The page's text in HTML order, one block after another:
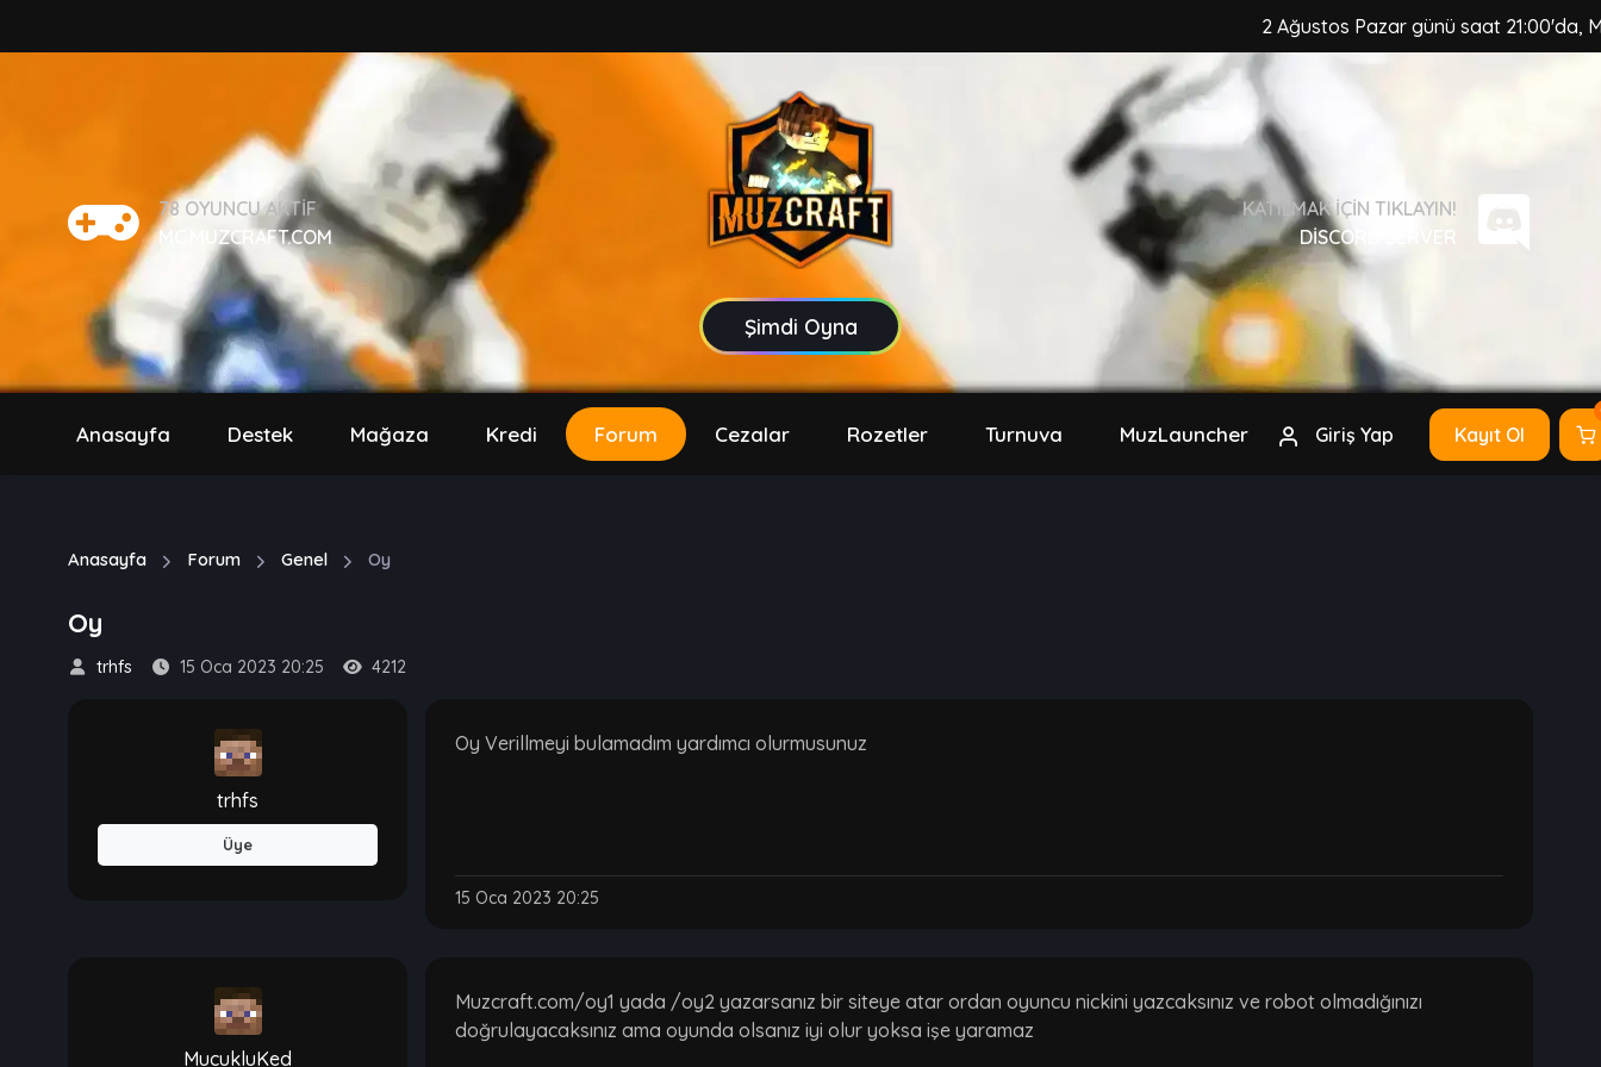
2 Ağustos Pazar günü saat 21:00'da,
78 OYUNCU AKTIF
MC.MUZCRAFT.COM
Şimdi Oyna
KATILMAK IÇIN TIKLAYIN!
DISCORD SERVER
Giriş Yap Kayıt Ol
Anasayfa Destek Mağaza Kredi Forum Cezalar Rozetler Turnuva MuzLauncher
Anasayfa Forum Genel Oy
Oy
trhfs 15 Oca 2023 20:25 4212
trhfs
Üye
Oy Verillmeyi bulamadım yardımcı olurmusunuz
15 Oca 2023 20:25
MucukluKed
Muzcraft.com/oy1 yada /oy2 yazarsanız bir siteye atar ordan oyuncu nickini yazcaksınız ve robot olmadığınızı
doğrulayacaksınız ama oyunda olsanız iyi olur yoksa işe yaramaz